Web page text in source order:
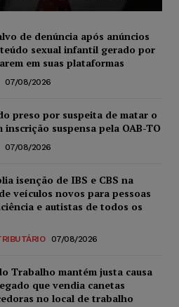
de denúncia após anúncios
sexual infantil gerado por
em suas plataformas
07/08/2026
preso por suspeita de matar o
inscrição suspensa pela OAB-TO
07/08/2026
isenção de IBS e CBS na
veículos novos para pessoas
e autistas de todos os
07/08/2026
Trabalho mantém justa causa
que vendia canetas
no local de trabalho